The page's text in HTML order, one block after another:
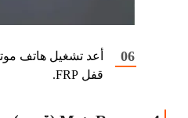
أعد تشغيل هاتف
قفل FRP.